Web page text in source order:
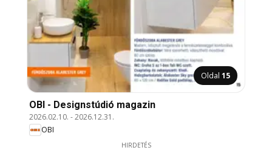
Oldal 15
OBI - Designstúdió magazin
2026.02.10. -2026.12.31.
OBI
HIRDETÉS